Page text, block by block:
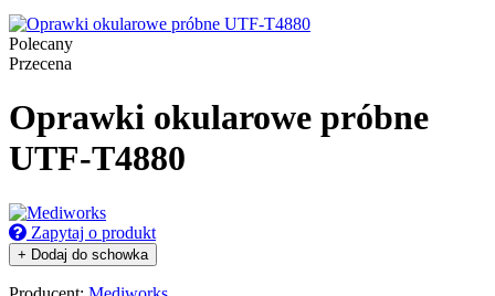
Polecany
Przecena
Oprawki okularowe próbne
UTF-T4880
Zapytaj o produkt
+ Dodaj do schowka